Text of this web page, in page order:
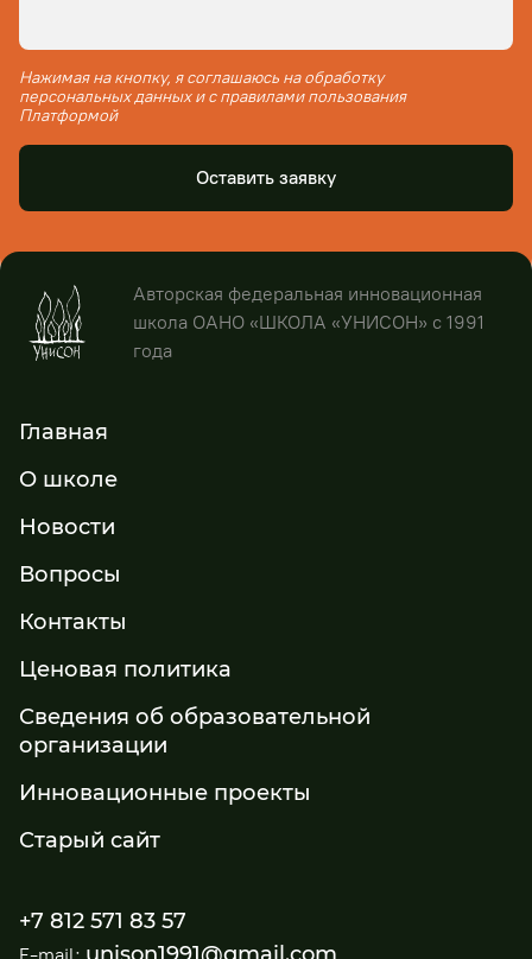
Нажимая на кнопку, я соглашаюсь на обработку
персональных данных и с правилами пользования
Платформой
Оставить заявку
Авторская федеральная инновационная
школа ОАНО «ШКОЛА «УНИСОН» с 1991
года
Главная
О школе
Новости
Вопросы
Контакты
Ценовая политика
Сведения об образовательной
организации
Инновационные проекты
Старый сайт
+7 812 571 83 57